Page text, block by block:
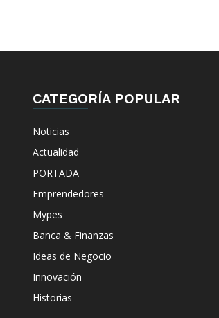
CATEGORÍA POPULAR
Noticias
Actualidad
PORTADA
Emprendedores
Mypes
Banca & Finanzas
Ideas de Negocio
Innovación
Historias